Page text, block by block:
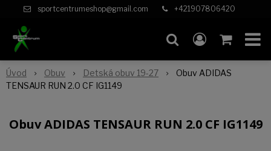
sportcentrumeshop@gmail.com +421907806420
Úvod Obuv Detská obuv 19-27
Obuv ADIDAS
TENSAUR RUN 2.0 CF IG1149
Obuv ADIDAS TENSAUR RUN 2.0 CF IG1149